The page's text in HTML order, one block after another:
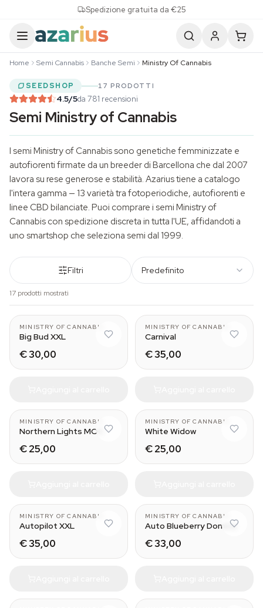
Spedizione gratuita da €25
Home Semi Cannabis Banche Semi Ministry Of Cannabis
SEEDSHOP 17 PRODOTTI
4.5/5da 781 recensioni
Semi Ministry of Cannabis
I semi Ministry of Cannabis sono genetiche femminizzate e
autofiorenti firmate da un breeder di Barcellona che dal 2007
lavora su rese generose e stabilità. Azarius tiene a catalogo
l'intera gamma — 13 varietà tra fotoperiodiche, autofiorenti e
linee CBD bilanciate. Puoi comprare i semi Ministry of
Cannabis con spedizione discreta in tutta l'UE, affidandoti a
uno smartshop che seleziona semi dal 1999.
Filtri Predefinito
17 prodotti mostrati
MINISTRY OF CANNABIS
Big Bud XXL
€ 30,00
MINISTRY OF CANNABIS
Carnival
€ 35,00
MINISTRY OF CANNABIS
Northern Lights MOC
€ 25,00
MINISTRY OF CANNABIS
White Widow
€ 25,00
MINISTRY OF CANNABIS
Autopilot XXL
€ 35,00
MINISTRY OF CANNABIS
Auto Blueberry Domina
€ 33,00